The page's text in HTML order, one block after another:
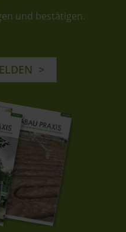
und bestätigen.